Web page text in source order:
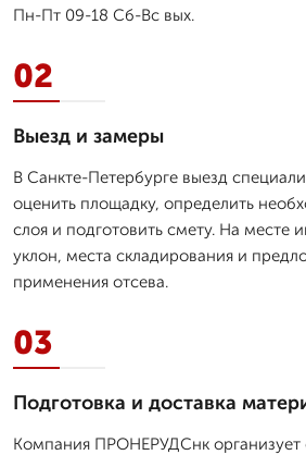
Пн-Пт 09-18 Сб-Вс вых.
02
Выезд и замеры
В Санкте-Петербурге выезд
оценить площадку, определить
слоя и подготовить смету. На месте
уклон, места складирования и
применения отсевa.
03
Подготовка и доставка
Компания ПРОНЕРУДСнк организует